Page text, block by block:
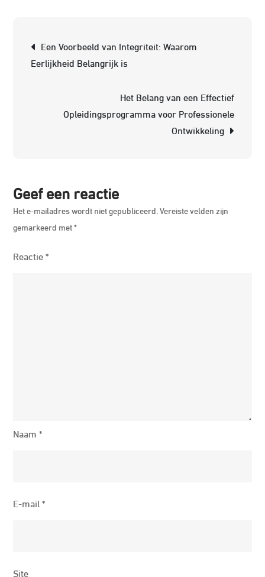
Een Voorbeeld van Integriteit: Waarom
Eerlijkheid Belangrijk is
Het Belang van een Effectief
Opleidingsprogramma voor Professionele
Ontwikkeling
Geef een reactie
Het e-mailadres wordt niet gepubliceerd. Vereiste velden zijn
gemarkeerd met*
Reactie*
Naam*
E-mail*
Site